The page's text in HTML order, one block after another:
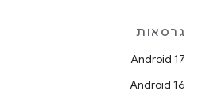
גרסאות
Android 17
Android 16